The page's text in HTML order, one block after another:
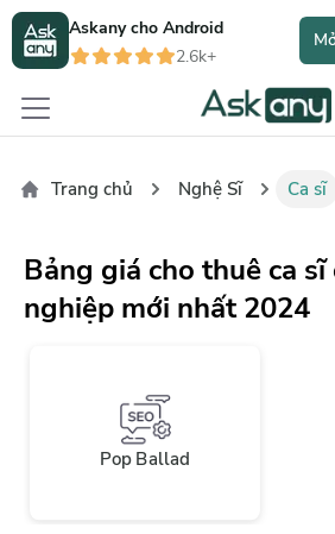
Askany cho Android
2.6k+
Trang chủ Nghệ Sĩ Ca sĩ
Bảng giá cho thuê ca sĩ
nghiệp mới nhất 2024
Pop Ballad